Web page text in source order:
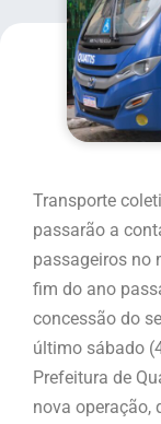
Transporte
passarão a
passageiros no
fim do ano
concessão do
último sábado
Prefeitura de
nova operação,